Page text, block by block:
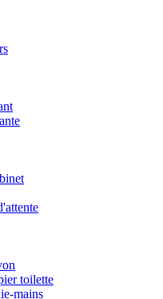
toilette
mains